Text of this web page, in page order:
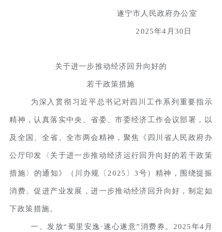
遂宁市人民政府办公室
2025年4月30日
关于进一步推动经济回升向好的
若干政策措施
为深入贯彻习近平总书记对四川工作系列重要指示
精神，认真落实中央、省委、市委经济工作会议部署，以
及全国、全省、全市两会精神，聚焦《四川省人民政府办
公厅印发〈关于进一步推动经济运行回升向好的若干政策
措施〉的通知》（川办规〔2025〕3号）精神，围绕提振
消费、促进产业发展，进一步推动经济回升向好，制定如
下政策措施。
一、发放“蜀里安逸·遂心遂意”消费券。2025年4月